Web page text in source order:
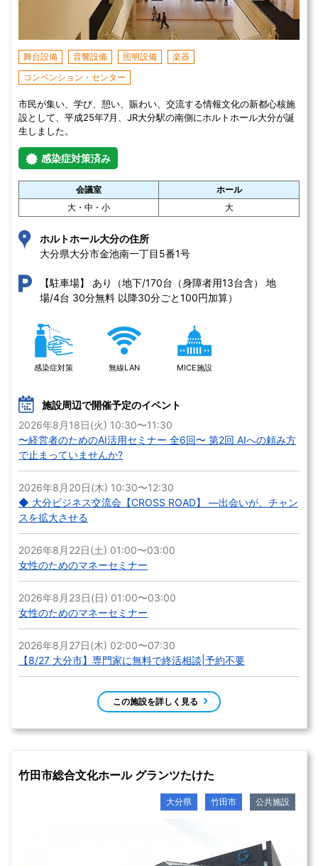
舞台設備 音響設備 照明設備
楽器
コンベンション・センター
市民が集い、学び、憩い、賑わい、交流する情報文化の新都心核施
設として、平成25年7月、JR大分駅の南側にホルトホール大分が誕
生しました。
感染症対策済み
会議室
ホール
大・中・小
大
ホルトホール大分の住所
大分県大分市金池南一丁目5番1号
【駐車場】
あり（地下/170台（身障者用13台含） 地
場/4台 30分無料 以降30分ごと100円加算）
感染症対策 無線LAN MICE施設
施設周辺で開催予定のイベント
2026年8月18日(火) 10:30〜11:30
〜経営者のためのAI活用セミナー 全6回〜 第2回 AIへの頼み方
で止まっていませんか?
2026年8月20日(木) 10:30〜12:30
◆ 大分ビジネス交流会【CROSS ROAD】 ―出会いが、チャン
スを拡大させる
2026年8月22日(土) 01:00〜03:00
女性のためのマネーセミナー
2026年8月23日(日) 01:00〜03:00
女性のためのマネーセミナー
2026年8月27日(木) 02:00〜07:30
【8/27 大分市】専門家に無料で終活相談|予約不要
この施設を詳しく見る
竹田市総合文化ホール グランツたけた
大分県 竹田市 公共施設